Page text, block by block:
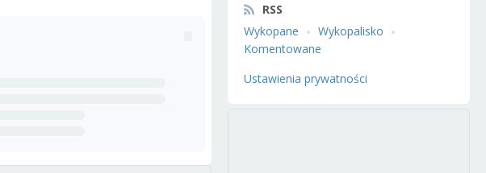
RSS
Wykopane
Wykopalisko
Komentowane
Ustawienia prywatności